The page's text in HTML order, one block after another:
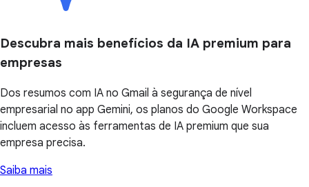
Descubra mais benefícios da IA premium para
empresas
Dos resumos com IA no Gmail à segurança de nível
empresarial no app Gemini, os planos do Google Workspace
incluem acesso às ferramentas de IA premium que sua
empresa precisa.
Saiba mais